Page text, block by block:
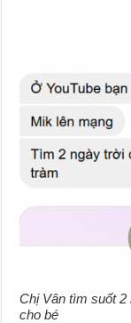
Chị Vân tìm suốt 2
cho bé